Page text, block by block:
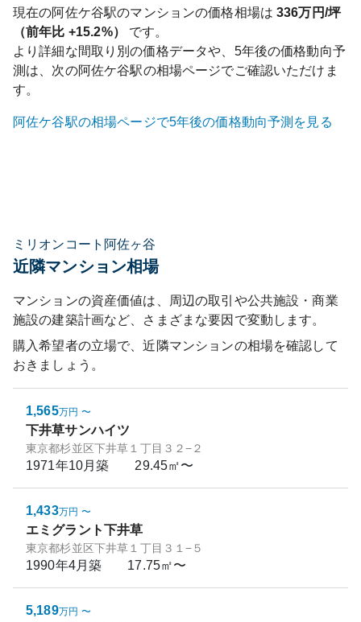
現在の阿佐ケ谷駅のマンションの価格相場は 336万円/坪
（前年比 +15.2%）
です。
より詳細な間取り別の価格データや、5年後の価格動向予
測は、次の阿佐ケ谷駅の相場ページでご確認いただけま
す。
阿佐ケ谷駅の相場ページで5年後の価格動向予測を見る
ミリオンコート阿佐ヶ谷
近隣マンション相場
マンションの資産価値は、周辺の取引や公共施設・商業
施設の建築計画など、さまざまな要因で変動します。
購入希望者の立場で、近隣マンションの相場を確認して
おきましょう。
1,565万円 〜
下井草サンハイツ
東京都杉並区下井草１丁目３２−２
1971年10月築 29.45㎡〜
1,433万円 〜
エミグラント下井草
東京都杉並区下井草１丁目３１−５
1990年4月築 17.75㎡〜
5,189万円 〜